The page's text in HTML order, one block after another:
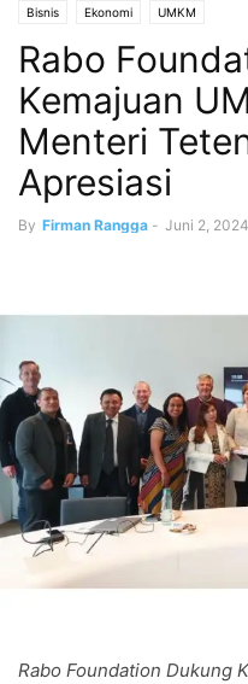
Bisnis Ekonomi UMKM
Rabo
Kemajuan
Menteri
Apresiasi
By Firman Rangga - Juni 2,
Rabo Foundation Dukung